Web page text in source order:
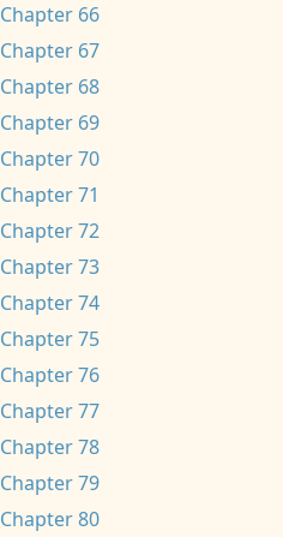
Chapter 66
Chapter 67
Chapter 68
Chapter 69
Chapter 70
Chapter 71
Chapter 72
Chapter 73
Chapter 74
Chapter 75
Chapter 76
Chapter 77
Chapter 78
Chapter 79
Chapter 80